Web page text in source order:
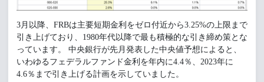
3月以降、FRBは主要短期金利をゼロ付近から3.25%の上限まで
引き上げており、1980年代以降で最も積極的な引き締め策とな
っています。 中央銀行が先月発表した中央値予想によると、
いわゆるフェデラルファンド金利を年内に4.4％、2023年に
4.6％まで引き上げる計画を示していました。